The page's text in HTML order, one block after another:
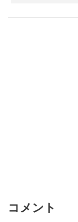
コメント